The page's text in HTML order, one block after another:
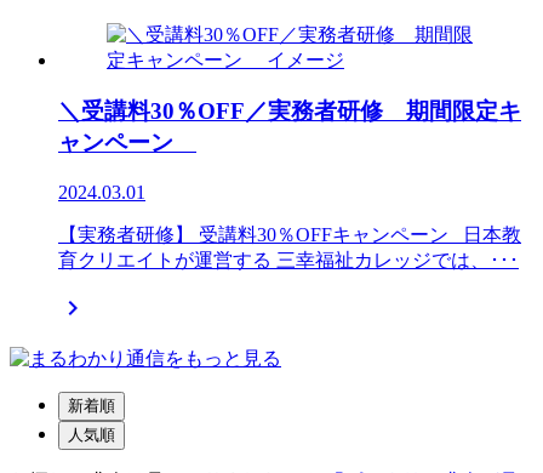
＼受講料30％OFF／実務者研修 期間限定キ
ャンペーン
2024.03.01
【実務者研修】 受講料30％OFFキャンペーン 日本教
育クリエイトが運営する 三幸福祉カレッジでは、･･･

新着順
人気順